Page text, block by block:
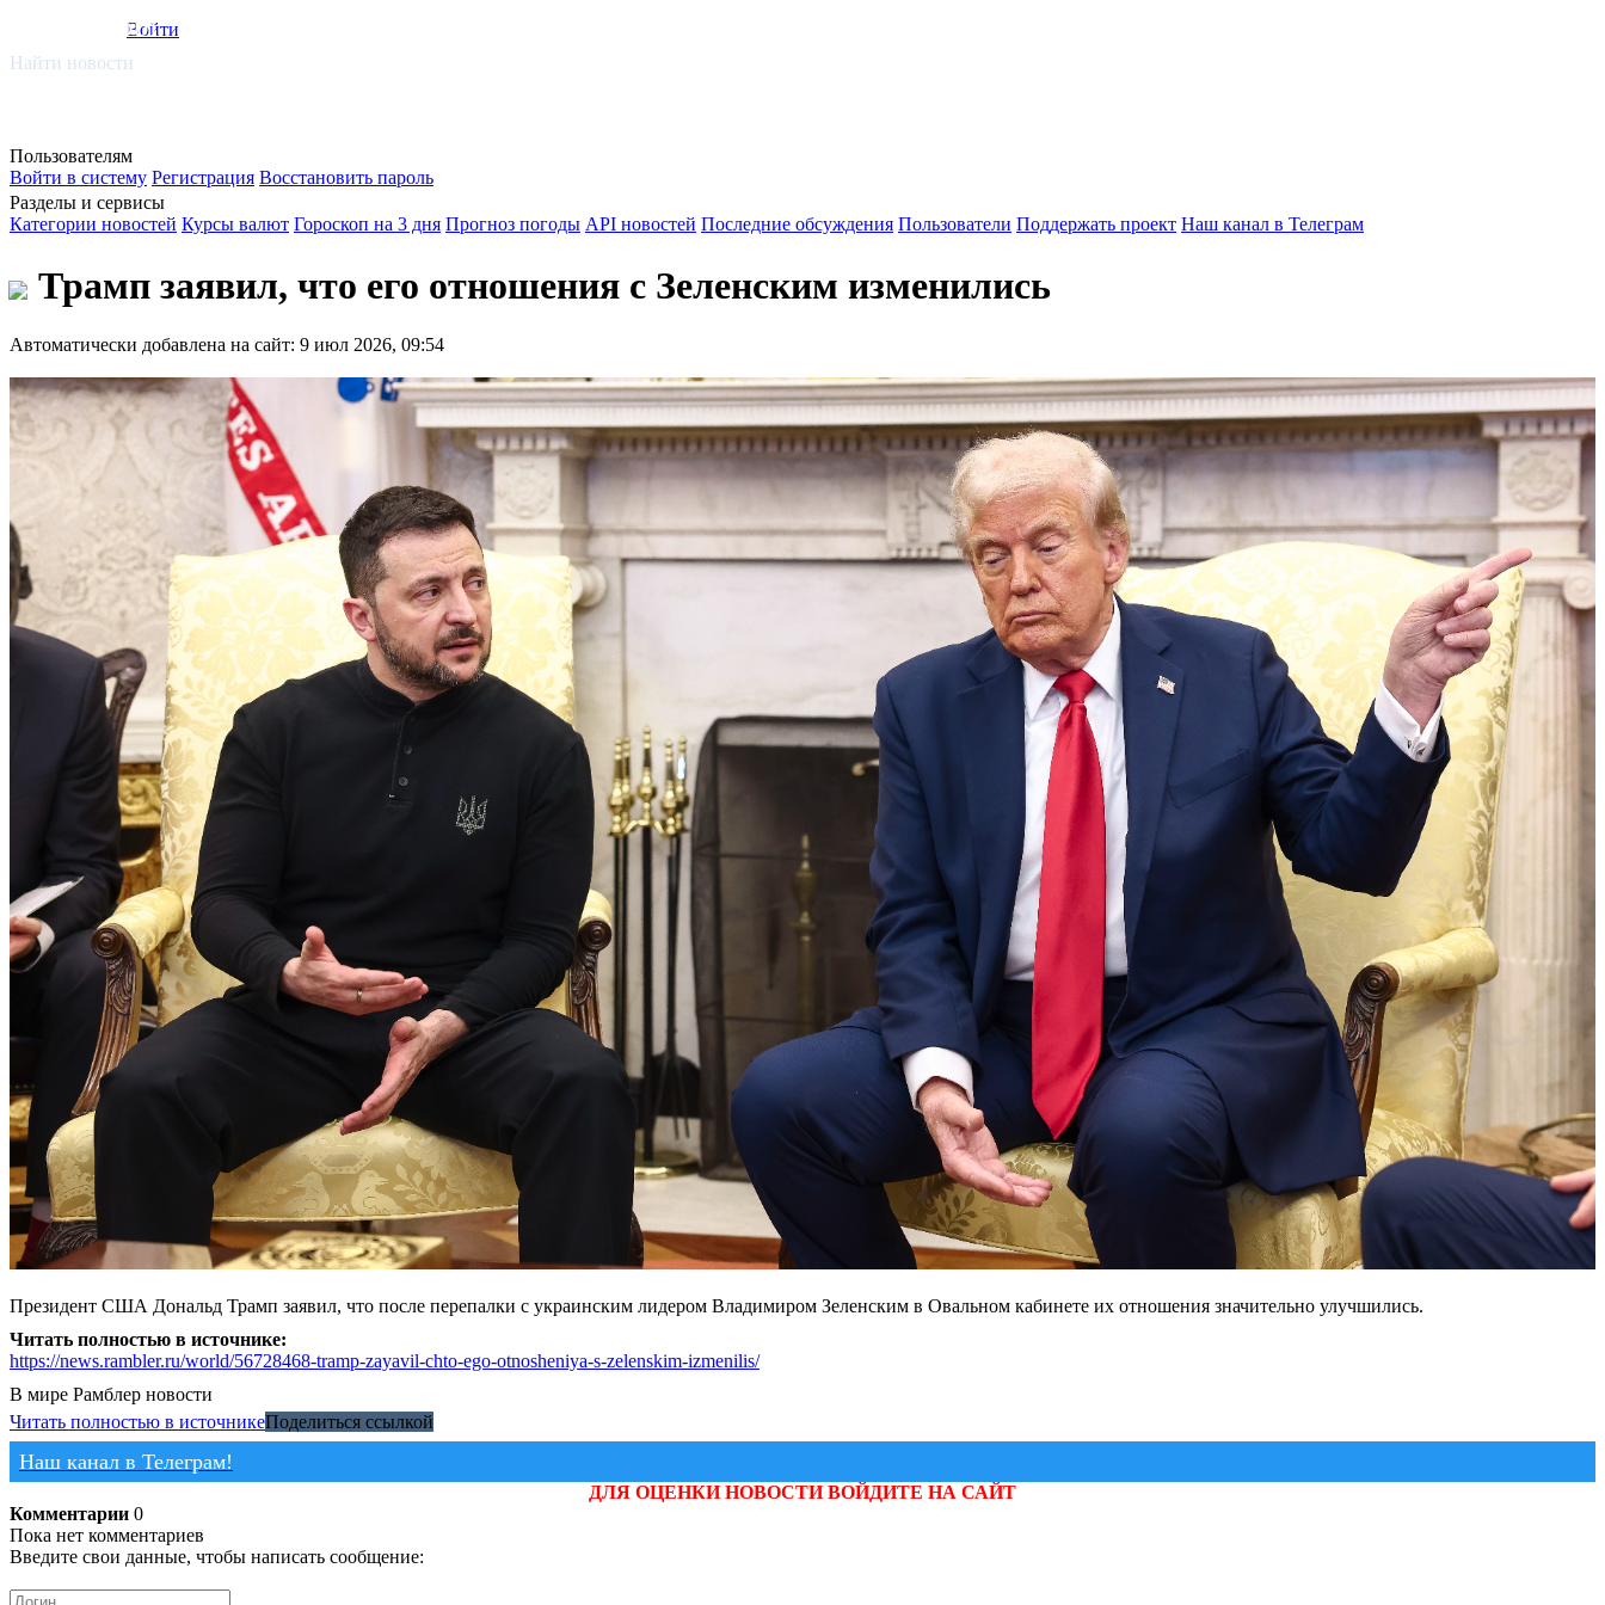
smi.mobi
Войти
Найти новости
Пользователям
Войти в систему Регистрация Восстановить пароль
Разделы и сервисы
Категории новостей Курсы валют Гороскоп на 3 дня Прогноз погоды API новостей Последние обсуждения Пользователи Поддержать проект Наш канал в Телеграм
Трамп заявил, что его отношения с Зеленским изменились
Автоматически добавлена на сайт: 9 июл 2026, 09:54
Президент США Дональд Трамп заявил, что после перепалки с украинским лидером Владимиром Зеленским в Овальном кабинете их отношения значительно улучшились.
Читать полностью в источнике:
https://news.rambler.ru/world/56728468-tramp-zayavil-chto-ego-otnosheniya-s-zelenskim-izmenilis/
В мире Рамблер новости
Читать полностью в источникеПоделиться ссылкой
Наш канал в Телеграм!
ДЛЯ ОЦЕНКИ НОВОСТИ ВОЙДИТЕ НА САЙТ
Комментарии 0
Пока нет комментариев
Введите свои данные, чтобы написать сообщение: